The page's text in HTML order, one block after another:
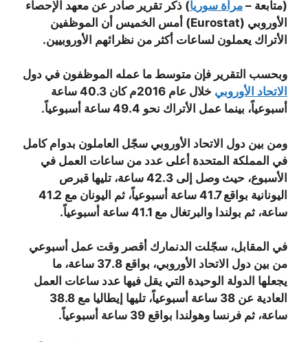
(متابعة – مرآة سوريا) ذكر تقرير صادر عن معهد الإحصاء
الأوروبي (Eurostat) أمس الخميس أن الموظفين
الأتراك يعملون لساعات أكثر من نظرائهم الأوروبيين.
وبحسب التقرير فإن متوسط ما عمله الموظفون في دول
الاتحاد الأوروبي
خلال عام 2016م كان 40.3 ساعة
أسبوعياً، بينما عمل الأتراك نحو 49.4 ساعة أسبوعياً.
ومن بين دول الاتحاد الأوروبي سجّل العاملون بدوام كامل
في المملكة المتحدة أعلى عدد من ساعات العمل في
الأسبوع، حيث وصل إلى 42.3 ساعة، تليها قبرص
اليونانية بواقع 41.7 ساعة أسبوعياً، ثم اليونان مع 41.2
ساعة، ثم بولندا والبرتغال مع 41.1 ساعة أسبوعياً.
في المقابل، سجّلت الدنمارك أقصر وقت عمل أسبوعي
من بين دول الاتحاد الأوروبي، بواقع 37.8 ساعة، ما
يجعلها الدولة الوحيدة التي يقل فيها عدد ساعات العمل
العادية عن 38 ساعة أسبوعياً، تليها إيطاليا مع 38.8
ساعة، ثم فرنسا وهولندا بواقع 39 ساعة أسبوعياً.